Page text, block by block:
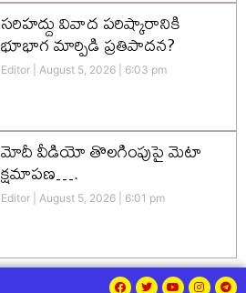
సరిహద్దు వివాద పరిష్కారానికి
భూభాగ మార్పిడి ప్రతిపాదన?
Editor August 5, 2026 6:03 pm
మోదీ వీడియో తొలగింపుపై మెటా
క్షమాపణ….
Editor August 5, 2026 6:01 pm